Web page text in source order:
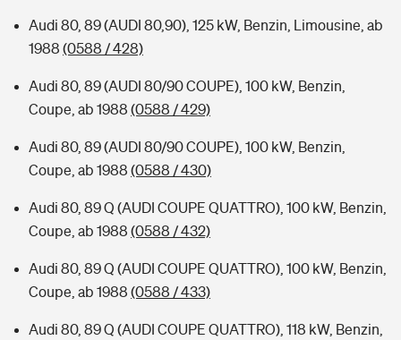
Audi 80, 89 (AUDI 80,90), 125 kW, Benzin, Limousine, ab
1988 (0588 / 428)
Audi 80, 89 (AUDI 80/90 COUPE), 100 kW, Benzin,
Coupe, ab 1988 (0588 / 429)
Audi 80, 89 (AUDI 80/90 COUPE), 100 kW, Benzin,
Coupe, ab 1988 (0588 / 430)
Audi 80, 89 Q (AUDI COUPE QUATTRO), 100 kW, Benzin,
Coupe, ab 1988 (0588 / 432)
Audi 80, 89 Q (AUDI COUPE QUATTRO), 100 kW, Benzin,
Coupe, ab 1988 (0588 / 433)
Audi 80, 89 Q (AUDI COUPE QUATTRO), 118 kW, Benzin,